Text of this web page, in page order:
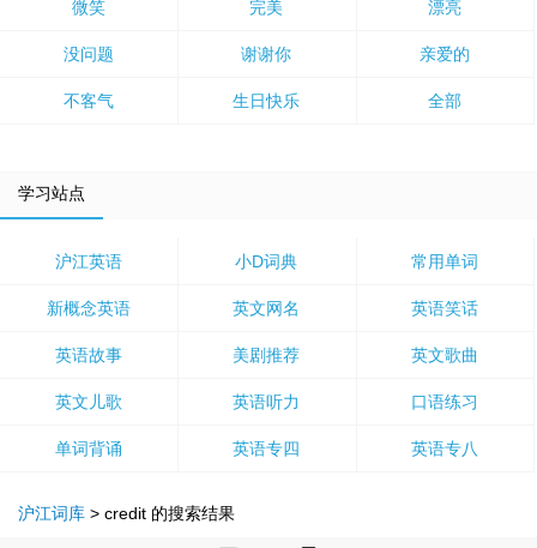
微笑 完美 漂亮
没问题 谢谢你 亲爱的
不客气 生日快乐 全部
学习站点
沪江英语 小D词典 常用单词
新概念英语 英文网名 英语笑话
英语故事 美剧推荐 英文歌曲
英文儿歌 英语听力 口语练习
单词背诵 英语专四 英语专八
沪江词库 > credit 的搜索结果